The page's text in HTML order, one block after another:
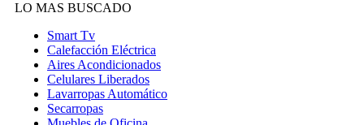
LO MAS BUSCADO
Smart Tv
Calefacción Eléctrica
Aires Acondicionados
Celulares Liberados
Lavarropas Automático
Secarropas